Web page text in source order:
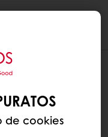
PERO NO SE
de registro con
de cookies